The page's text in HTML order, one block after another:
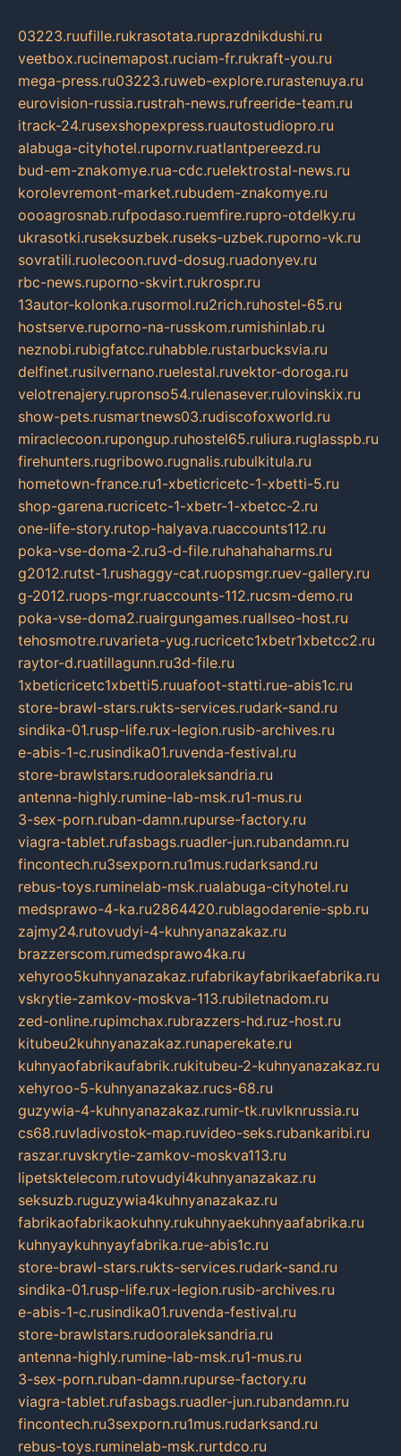
03223.ruufille.rukrasotata.ruprazdnikdushi.ru
veetbox.rucinemapost.ruciam-fr.rukraft-you.ru
mega-press.ru03223.ruweb-explore.rurastenuya.ru
eurovision-russia.rustrah-news.rufreeride-team.ru
itrack-24.rusexshopexpress.ruautostudiopro.ru
alabuga-cityhotel.rupornv.ruatlantpereezd.ru
bud-em-znakomye.rua-cdc.ruelektrostal-news.ru
korolevremont-market.rubudem-znakomye.ru
oooagrosnab.rufpodaso.ruemfire.rupro-otdelky.ru
ukrasotki.ruseksuzbek.ruseks-uzbek.ruporno-vk.ru
sovratili.ruolecoon.ruvd-dosug.ruadonyev.ru
rbc-news.ruporno-skvirt.rukrospr.ru
13autor-kolonka.rusormol.ru2rich.ruhostel-65.ru
hostserve.ruporno-na-russkom.rumishinlab.ru
neznobi.rubigfatcc.ruhabble.rustarbucksvia.ru
delfinet.rusilvernano.ruelestal.ruvektor-doroga.ru
velotrenajery.rupronso54.rulenasever.rulovinskix.ru
show-pets.rusmartnews03.rudiscofoxworld.ru
miraclecoon.rupongup.ruhostel65.ruliura.ruglasspb.ru
firehunters.rugribowo.rugnalis.rubulkitula.ru
hometown-france.ru1-xbeticricetc-1-xbetti-5.ru
shop-garena.rucricetc-1-xbetr-1-xbetcc-2.ru
one-life-story.rutop-halyava.ruaccounts112.ru
poka-vse-doma-2.ru3-d-file.ruhahahaharms.ru
g2012.rutst-1.rushaggy-cat.ruopsmgr.ruev-gallery.ru
g-2012.ruops-mgr.ruaccounts-112.rucsm-demo.ru
poka-vse-doma2.ruairgungames.ruallseo-host.ru
tehosmotre.ruvarieta-yug.rucricetc1xbetr1xbetcc2.ru
raytor-d.ruatillagunn.ru3d-file.ru
1xbeticricetc1xbetti5.ruuafoot-statti.rue-abis1c.ru
store-brawl-stars.rukts-services.rudark-sand.ru
sindika-01.rusp-life.rux-legion.rusib-archives.ru
e-abis-1-c.rusindika01.ruvenda-festival.ru
store-brawlstars.rudooraleksandria.ru
antenna-highly.rumine-lab-msk.ru1-mus.ru
3-sex-porn.ruban-damn.rupurse-factory.ru
viagra-tablet.rufasbags.ruadler-jun.rubandamn.ru
fincontech.ru3sexporn.ru1mus.rudarksand.ru
rebus-toys.ruminelab-msk.rualabuga-cityhotel.ru
medsprawo-4-ka.ru2864420.rublagodarenie-spb.ru
zajmy24.rutovudyi-4-kuhnyanazakaz.ru
brazzerscom.rumedsprawo4ka.ru
xehyroo5kuhnyanazakaz.rufabrikayfabrikaefabrika.ru
vskrytie-zamkov-moskva-113.rubiletnadom.ru
zed-online.rupimchax.rubrazzers-hd.ruz-host.ru
kitubeu2kuhnyanazakaz.runaperekate.ru
kuhnyaofabrikaufabrik.rukitubeu-2-kuhnyanazakaz.ru
xehyroo-5-kuhnyanazakaz.rucs-68.ru
guzywia-4-kuhnyanazakaz.rumir-tk.ruvlknrussia.ru
cs68.ruvladivostok-map.ruvideo-seks.rubankaribi.ru
raszar.ruvskrytie-zamkov-moskva113.ru
lipetsktelecom.rutovudyi4kuhnyanazakaz.ru
seksuzb.ruguzywia4kuhnyanazakaz.ru
fabrikaofabrikaokuhny.rukuhnyaekuhnyaafabrika.ru
kuhnyaykuhnyayfabrika.rue-abis1c.ru
store-brawl-stars.rukts-services.rudark-sand.ru
sindika-01.rusp-life.rux-legion.rusib-archives.ru
e-abis-1-c.rusindika01.ruvenda-festival.ru
store-brawlstars.rudooraleksandria.ru
antenna-highly.rumine-lab-msk.ru1-mus.ru
3-sex-porn.ruban-damn.rupurse-factory.ru
viagra-tablet.rufasbags.ruadler-jun.rubandamn.ru
fincontech.ru3sexporn.ru1mus.rudarksand.ru
rebus-toys.ruminelab-msk.rurtdco.ru